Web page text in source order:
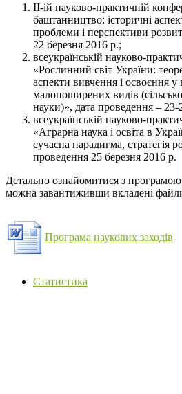
ІІ-ій науково-практичній
баштанництво: історичні
проблеми і перспективи
22 березня 2016 р.;
всеукраїнській науково-
«Рослинний світ України:
аспекти вивчення і освоєння
малопоширених видів
науки)», дата проведення – 23-
всеукраїнській науково-
«Аграрна наука і освіта в
сучасна парадигма, стратегія
проведення 25 березня 2016 р.
Детально ознайомитися з
можна завантиживши вкладені
Програма наукових заходів
Статистика